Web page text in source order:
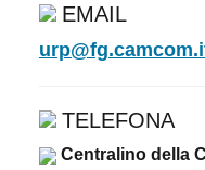
EMAIL
TELEFONA
Centralino della